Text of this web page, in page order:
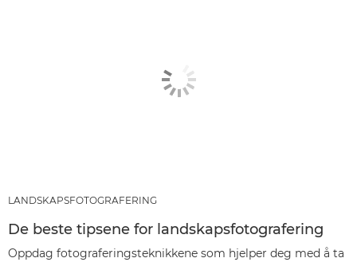
LANDSKAPSFOTOGRAFERING
De beste tipsene for landskapsfotografering
Oppdag fotograferingsteknikkene som hjelper deg med å ta